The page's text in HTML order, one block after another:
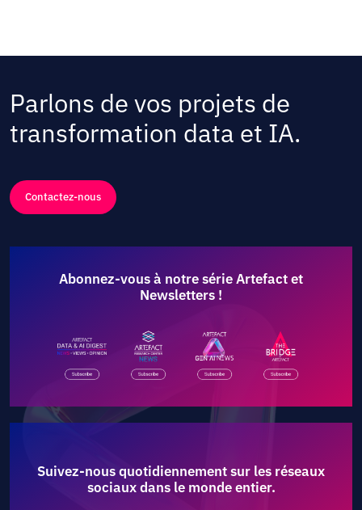
Parlons de vos projets de
transformation data et IA.
Contactez-nous
Abonnez-vous à notre série Artefact et
Newsletters !
Suivez-nous quotidiennement sur les réseaux
sociaux dans le monde entier.